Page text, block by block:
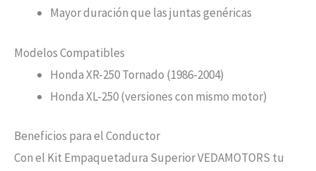
Mayor duración que las juntas genéricas
Modelos Compatibles
Honda XR-250 Tornado (1986-2004)
Honda XL-250 (versiones con mismo motor)
Beneficios para el Conductor
Con el Kit Empaquetadura Superior VEDAMOTORS tu